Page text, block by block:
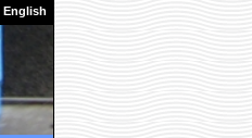
English